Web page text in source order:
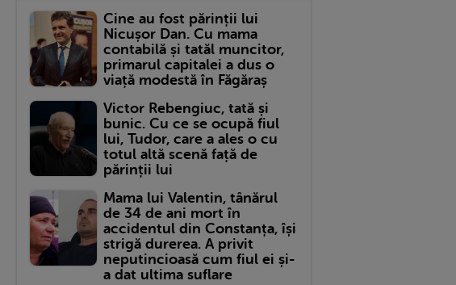
Cine au fost părinții lui
Nicușor Dan. Cu mama
contabilă și tatăl muncitor,
primarul capitalei a dus o
viață modestă în Făgăraș
Victor Rebengiuc, tată și
bunic. Cu ce se ocupă fiul
lui, Tudor, care a ales o cu
totul altă scenă față de
părinții lui
Mama lui Valentin, tânărul
de 34 de ani mort în
accidentul din Constanța, își
strigă durerea. A privit
neputincioasă cum fiul ei și-
a dat ultima suflare